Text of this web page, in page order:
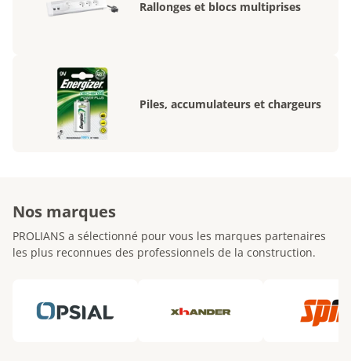
Rallonges et blocs multiprises
Piles, accumulateurs et chargeurs
Nos marques
PROLIANS a sélectionné pour vous les marques partenaires
les plus reconnues des professionnels de la construction.